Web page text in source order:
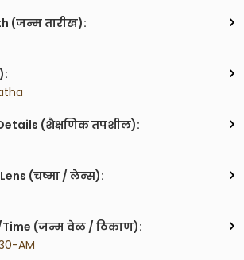
(जन्म तारीख):
(शैक्षणिक तपशील):
(चष्मा / लेन्स):
Time (जन्म वेळ / ठिकाण):
AM